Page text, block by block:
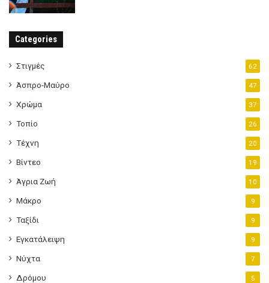
Categories
Στιγμές 62
Άσπρο-Μαύρο 47
Χρώμα 37
Τοπίο 26
Τέχνη 20
Βίντεο 19
Άγρια Ζωή 10
Μάκρο 9
Ταξίδι 9
Εγκατάλειψη 9
Νύχτα 7
Δρόμου 5